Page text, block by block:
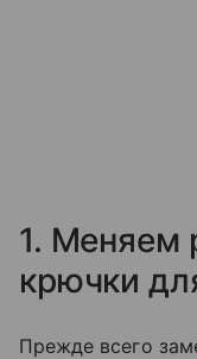
1. Меняем
крючки
Прежде всего